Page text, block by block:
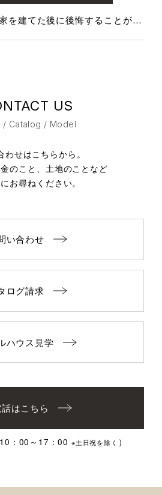
家を建てた後に後悔することが多い収納
US
/ Catalog / Model
わせはこちらから。
のこと、土地のことなど
お尋ねください。
い合わせ
ログ請求
ハウス見学
はこちら
：00～17：00 ※土日祝を除く ）